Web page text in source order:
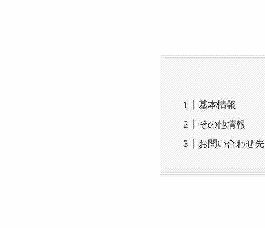
基本情報
その他情報
お問い合わせ先